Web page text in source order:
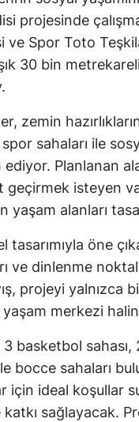
projesinde
ve Spor Toto
30 bin
zemin
sahaları ile
Planlanan
geçirmek isteyen
yaşam alanları
öne
ve dinlenme
projeyi yalnızca
yaşam merkezi
basketbol sahası,
bocce sahaları
için ideal koşullar
sağlayacak.